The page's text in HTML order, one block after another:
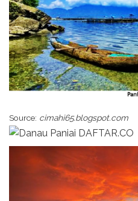
Source: cimahi65.blogspot.com